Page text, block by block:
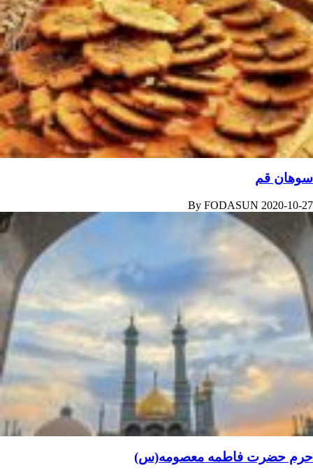
سوهان قم
By FODASUN 2020-10-27
حرم حضرت فاطمه معصومه(س)